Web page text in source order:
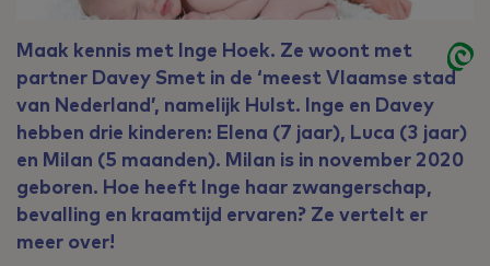
Maak kennis met Inge Hoek. Ze woont met
partner Davey Smet in de ‘meest Vlaamse stad
van Nederland’, namelijk Hulst. Inge en Davey
hebben drie kinderen: Elena (7 jaar), Luca (3 jaar)
en Milan (5 maanden). Milan is in november 2020
geboren. Hoe heeft Inge haar zwangerschap,
bevalling en kraamtijd ervaren? Ze vertelt er
meer over!